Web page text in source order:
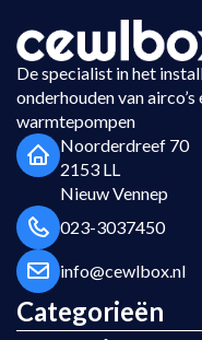
De specialist in het
onderhouden van airco’s
warmtepompen
Noorderdreef 70
2153 LL
Nieuw Vennep
023-3037450
info@cewlbox.nl
Categorieën